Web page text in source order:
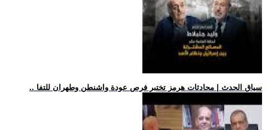
.. سياق الحدث | محادثات هرمز تختبر فرص عودة واشنطن وطهران للتفا